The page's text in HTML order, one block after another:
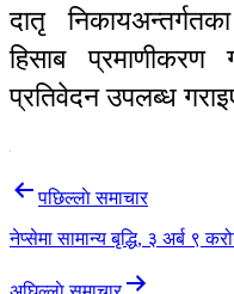
दातृ
हिसाब प्रमाणीकरण
प्रतिवेदन उपलब्ध
Post
navigation
पछिल्लाे समाचार
नेप्सेमा सामान्य बृद्धि, ३ अर्ब ९